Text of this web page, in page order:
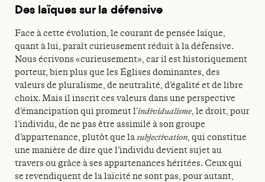
Des laïques sur la défensive
Face à cette évolution, le courant de pensée laïque,
quant à lui, paraît curieusement réduit à la défensive.
Nous écrivons «curieusement», car il est historiquement
porteur, bien plus que les Églises dominantes, des
valeurs de pluralisme, de neutralité, d’égalité et de libre
choix. Mais il inscrit ces valeurs dans une perspective
d’émancipation qui promeut l’individualisme, le droit, pour
l’individu, de ne pas être assimilé à son groupe
d’appartenance, plutôt que lasubjectivation, qui constitue
une manière de dire que l’individu devient sujet au
travers ou grâce à ses appartenances héritées. Ceux qui
se revendiquent de la laïcité ne sont pas, pour autant,